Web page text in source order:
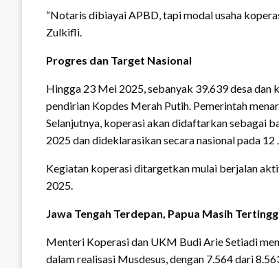
“Notaris dibiayai APBD, tapi modal usaha
Zulkifli.
Progres dan Target Nasional
Hingga 23 Mei 2025, sebanyak 39.639 desa dan
pendirian Kopdes Merah Putih. Pemerintah
Selanjutnya, koperasi akan didaftarkan sebagai
2025 dan dideklarasikan secara nasional pada
Kegiatan koperasi ditargetkan mulai berjalan
2025.
Jawa Tengah Terdepan, Papua Masih
Menteri Koperasi dan UKM Budi Arie Setiadi
dalam realisasi Musdesus, dengan 7.564 dari